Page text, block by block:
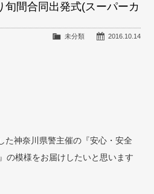
旬間合同出発式(スーパーカ
2016.10.14
未分類
た神奈川県警主催の『安心・安全
の模様をお届けしたいと思います